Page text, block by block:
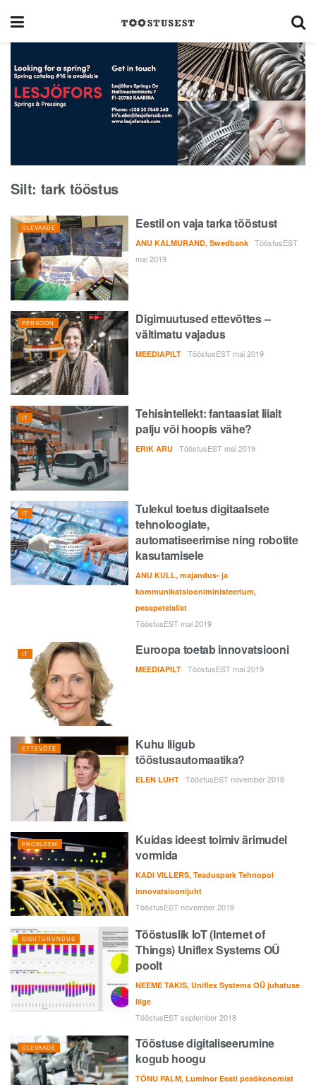
Silt: tark tööstus
ÜLEVAADE Eestil on vaja tarka tööstust
ANU KALMURAND, Swedbank TööstusEST
mai 2019
PERSOON
Digimuutused ettevõttes –
vältimatu vajadus
MEEDIAPILT TööstusEST mai 2019
IT
Tehisintellekt: fantaasiat liialt
palju või hoopis vähe?
ERIK ARU TööstusEST mai 2019
IT
Tulekul toetus digitaalsete
tehnoloogiate,
automatiseerimise ning robotite
kasutamisele
ANU KULL, majandus- ja
kommunikatsiooniministeerium,
peaspetsialist
TööstusEST mai 2019
IT Euroopa toetab innovatsiooni
MEEDIAPILT TööstusEST mai 2019
ETTEVÕTE
Kuhu liigub
tööstusautomaatika?
ELEN LUHT TööstusEST november 2018
PROBLEEM
Kuidas ideest toimiv ärimudel
vormida
KADI VILLERS, Teaduspark Tehnopol
innovatsioonijuht
TööstusEST november 2018
SISUTURUNDUS
Tööstuslik IoT (Internet of
Things) Uniflex Systems OÜ
poolt
NEEME TAKIS, Uniflex Systems OÜ juhatuse
liige
TööstusEST september 2018
ÜLEVAADE
Tööstuse digitaliseerumine
kogub hoogu
TÕNU PALM, Luminor Eesti peaökonomist